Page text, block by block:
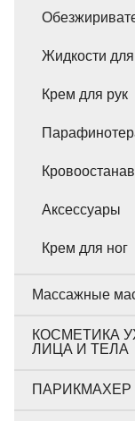
Жидкости для
Крем для рук
Аксессуары
Крем для ног
Массажные
КОСМЕТИКА
ЛИЦА И ТЕЛА
ПАРИКМАХЕР